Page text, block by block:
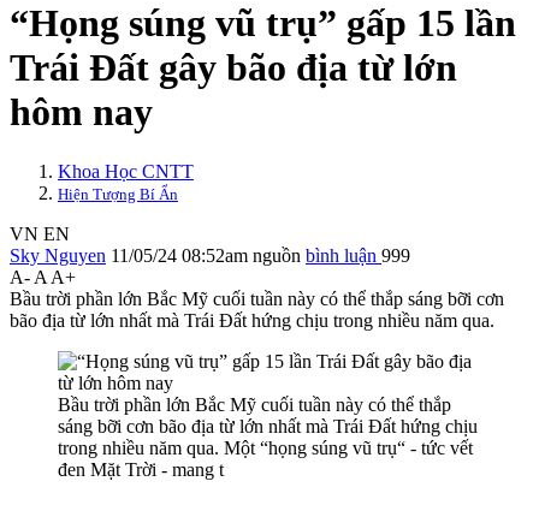
“Họng súng vũ trụ” gấp 15 lần
Trái Đất gây bão địa từ lớn
hôm nay
Khoa Học CNTT
Hiện Tượng Bí Ẩn
VN EN
Sky Nguyen 11/05/24 08:52am nguồn bình luận 999
A- A A+
Bầu trời phần lớn Bắc Mỹ cuối tuần này có thể thắp sáng bỡi cơn
bão địa từ lớn nhất mà Trái Đất hứng chịu trong nhiều năm qua.
Bầu trời phần lớn Bắc Mỹ cuối tuần này có thể thắp
sáng bỡi cơn bão địa từ lớn nhất mà Trái Đất hứng chịu
trong nhiều năm qua. Một “họng súng vũ trụ“ - tức vết
đen Mặt Trời - mang t